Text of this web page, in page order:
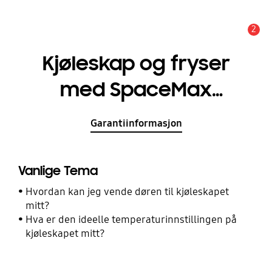
2
Kjøleskap og fryser
med SpaceMax
Technology™, 328 liter
Garantiinformasjon
Vanlige Tema
Hvordan kan jeg vende døren til kjøleskapet
mitt?
Hva er den ideelle temperaturinnstillingen på
kjøleskapet mitt?